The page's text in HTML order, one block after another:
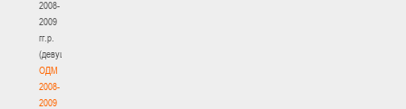
2008-
2009
гг.р.
(девушки)
ОДМ
2008-
2009